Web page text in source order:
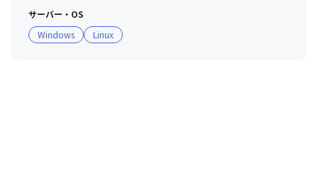
・相談役の吾妻の名前とサマーソニックをかけて社員によ
るライブイベント「AZUMMER SONI」を開催していま
す。毎年社内から5～6組のバンドが参加しており、オリジ
サーバー・OS
Windows
Linux